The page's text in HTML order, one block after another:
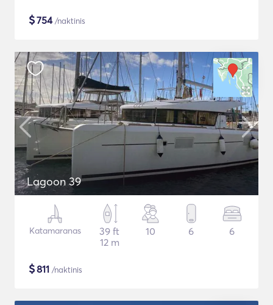
$754/naktinis
Lagoon 39
Katamaranas
39 ft
12 m
10 6 6
$811 /naktinis